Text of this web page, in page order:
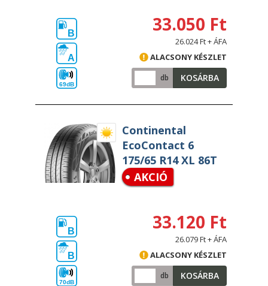
B
A
69dB
33.050 Ft
26.024 Ft + ÁFA
ALACSONY KÉSZLET
db KOSÁRBA
Continental
EcoContact 6
175/65 R14 XL 86T
AKCIÓ
B
B
70dB
33.120 Ft
26.079 Ft + ÁFA
ALACSONY KÉSZLET
db KOSÁRBA